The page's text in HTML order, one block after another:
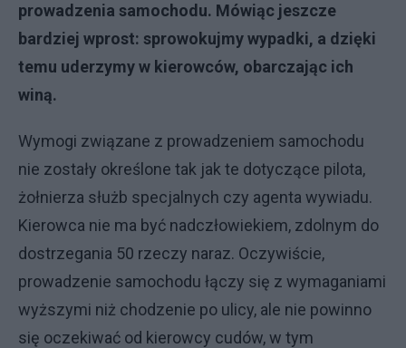
prowadzenia samochodu. Mówiąc jeszcze
bardziej wprost: sprowokujmy wypadki, a dzięki
temu uderzymy w kierowców, obarczając ich
winą.
Wymogi związane z prowadzeniem samochodu
nie zostały określone tak jak te dotyczące pilota,
żołnierza służb specjalnych czy agenta wywiadu.
Kierowca nie ma być nadczłowiekiem, zdolnym do
dostrzegania 50 rzeczy naraz. Oczywiście,
prowadzenie samochodu łączy się z wymaganiami
wyższymi niż chodzenie po ulicy, ale nie powinno
się oczekiwać od kierowcy cudów, w tym